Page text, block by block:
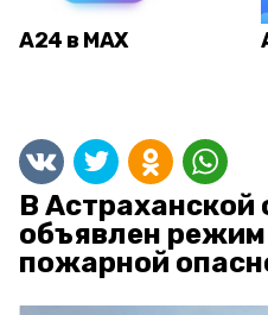
А24 в MAX
В Астраханской
объявлен
пожарной